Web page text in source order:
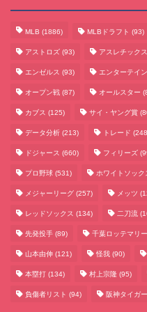
MLB (1886) MLBドラフト (93)
アストロズ (93) アスレチックス
エンゼルス (93) エンターテイ
オープン戦 (87) オールスター
カブス (125) サイ・ヤング賞
データ分析 (213) トレード
ドジャース (660) フィリーズ
プロ野球 (531) ホワイトソック
メジャーリーグ (257) メッツ
レッドソックス (134) 二刀流
先発投手 (89) 千葉ロッテマリ
山本由伸 (121) 怪我 (90)
本塁打 (134) 村上宗隆 (95)
負傷者リスト (94) 阪神タイガ
ビ